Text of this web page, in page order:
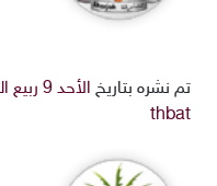
تم نشره بتاريخ الأحد 9 ربيع الثاني 1435هـ 9-2-2014م
thbat